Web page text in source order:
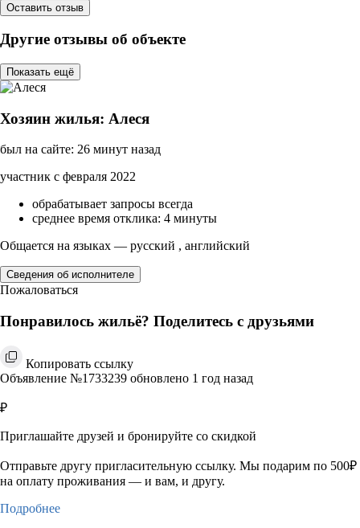
Оставить отзыв
Другие отзывы об объекте
Показать ещё
Хозяин жилья: Алеся
был на сайте: 26 минут назад
участник с февраля 2022
обрабатывает запросы всегда
среднее время отклика: 4 минуты
Общается на языках — русский , английский
Сведения об исполнителе
Пожаловаться
Понравилось жильё? Поделитесь с друзьями
Копировать ссылку
Объявление №1733239 обновлено 1 год назад
₽
Приглашайте друзей и бронируйте со скидкой
Отправьте другу пригласительную ссылку. Мы подарим по 500₽
на оплату проживания — и вам, и другу.
Подробнее